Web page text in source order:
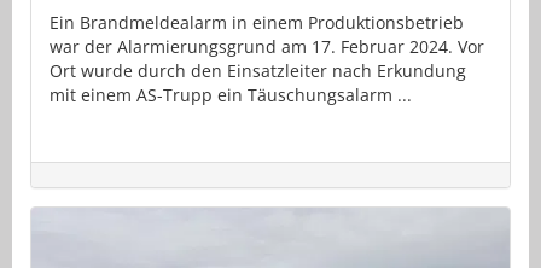
Ein Brandmeldealarm in einem Produktionsbetrieb
war der Alarmierungsgrund am 17. Februar 2024. Vor
Ort wurde durch den Einsatzleiter nach Erkundung
mit einem AS-Trupp ein Täuschungsalarm ...